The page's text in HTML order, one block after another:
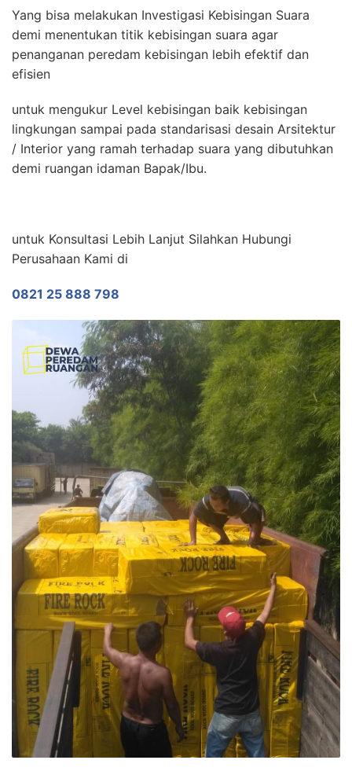
Yang bisa melakukan Investigasi Kebisingan Suara
demi menentukan titik kebisingan suara agar
penanganan peredam kebisingan lebih efektif dan
efisien
untuk mengukur Level kebisingan baik kebisingan
lingkungan sampai pada standarisasi desain Arsitektur
/ Interior yang ramah terhadap suara yang dibutuhkan
demi ruangan idaman Bapak/Ibu.
untuk Konsultasi Lebih Lanjut Silahkan Hubungi
Perusahaan Kami di
0821 25 888 798